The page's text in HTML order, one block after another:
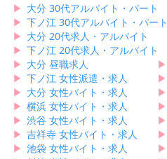
▶︎ 大分 30代アルバイト・パート
▶︎ 下ノ江 30代アルバイト・パート
▶︎ 大分 20代求人・アルバイト
▶︎ 下ノ江 20代求人・アルバイト
▶︎ 大分 昼職求人 ▶︎
▶︎ 下ノ江 女性派遣・求人 ▶︎
▶︎ 大分 女性バイト・求人 ▶︎
▶︎ 横浜 女性バイト・求人 ▶︎
▶︎ 渋谷 女性バイト・求人 ▶︎
▶︎ 吉祥寺 女性バイト・求人 ▶︎
▶︎ 池袋 女性バイト・求人 ▶︎